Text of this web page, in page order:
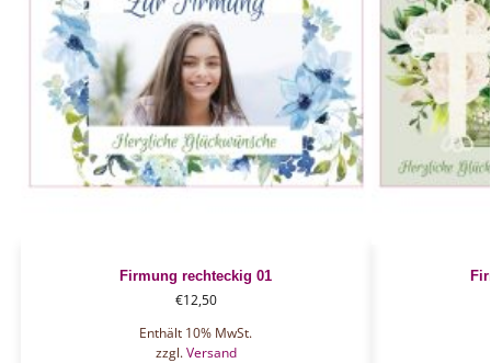
Firmung rechteckig 01
€12,50
Enthält 10% MwSt.
zzgl.Versand